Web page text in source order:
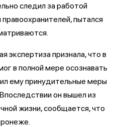
следил за работой
пытался
экспертиза признала, что в
в полной мере осознавать
ему принудительные меры
он вышел из
жизни, сообщается, что